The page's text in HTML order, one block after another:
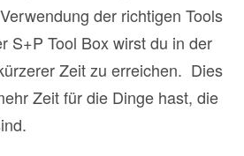
der richtigen Tools
S+P Tool Box wirst du in der
Zeit zu erreichen. Dies
Zeit für die Dinge hast, die